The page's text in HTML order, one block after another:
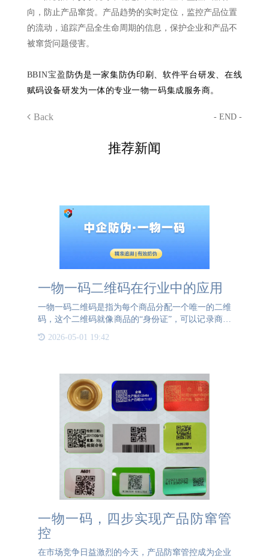
向，防止产品窜货。产品趋势的实时定位，监控产品位置
的流动，追踪产品全生命周期的信息，保护企业和产品不
被窜货问题侵害。
BBIN宝盈 防伪是一家集防伪印刷、软件平台研发、在线
赋码设备研发为一体的专业一物一码集成服务商。
Back - END -
推荐新闻
一物一码二维码在行业中的应用
一物一码二维码是指为每个商品分配一个唯一的二维
码，这个二维码就像商品的“身份证”，可以记录商品
的详细信息，如原材料、生产、包装、运输等各个环
节的信息。在行业中，一物一码二维码的应用广泛且
2026-05-01 19:42
一物一码，四步实现产品防窜管
控
在市场竞争日益激烈的今天，产品防窜管控成为企业